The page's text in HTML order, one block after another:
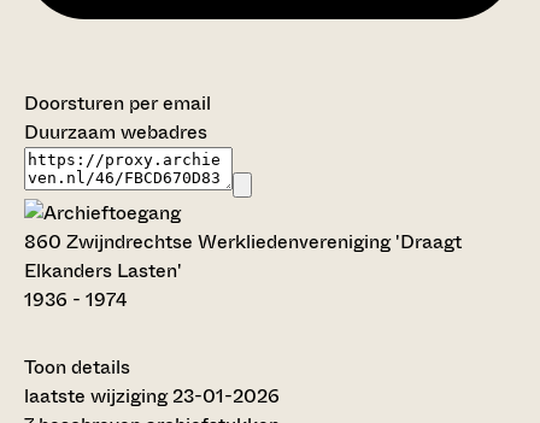
Doorsturen per email
Duurzaam webadres
860 Zwijndrechtse Werkliedenvereniging 'Draagt
Elkanders Lasten'
1936 - 1974
Toon details
Datering:
laatste wijziging 23-01-2026